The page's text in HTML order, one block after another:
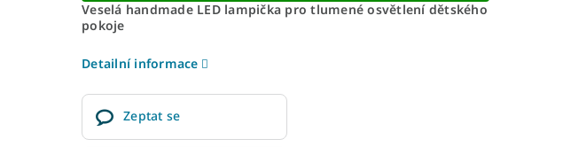
Veselá handmade LED lampička pro tlumené osvětlení dětského
pokoje
Detailní informace
Zeptat se